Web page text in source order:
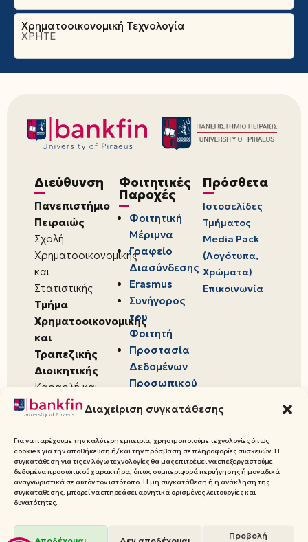
Διαχείριση συγκατάθεσης
Για να παρέχουμε την καλύτερη εμπειρία, χρησιμοποιούμε τεχνολογίες όπως
cookies για την αποθήκευση ή/και την πρόσβαση σε πληροφορίες συσκευών. Η
συγκατάθεση για τις εν λόγω τεχνολογίες θα μας επιτρέψει να επεξεργαστούμε
δεδομένα προσωπικού χαρακτήρα, όπως συμπεριφορά περιήγησης ή μοναδικά
αναγνωριστικά σε αυτόν τον ιστότοπο. Η μη συγκατάθεση ή η ανάκληση της
συγκατάθεσης, μπορεί να επηρεάσει αρνητικά ορισμένες λειτουργίες και
δυνατότητες.
Αποδέχομαι Δεν αποδέχομαι
Προβολή
Χρηματοοικονομική Τεχνολογία
ΧΡΗΤΕ
Διεύθυνση
Πανεπιστήμιο
Πειραιώς
Σχολή
Χρηματοοικονομικής
και
Στατιστικής
Τμήμα
Χρηματοοικονομικής
και
Τραπεζικής
Διοικητικής
Καραολή και
Δημητρίου 80,
18534,
Πειραιάς
Φοιτητικές
Παροχές
Φοιτητική
Μέριμνα
Γραφείο
Διασύνδεσης
Erasmus
Συνήγορος
του
Φοιτητή
Προστασία
Δεδομένων
Προσωπικού
Πρόσθετα
Ιστοσελίδες
Τμήματος
Media Pack
(Λογότυπα,
Χρώματα)
Επικοινωνία
© 2026 Πανεπιστήμιο Πειραιώς,
Τραπεζικής Διοικητικής